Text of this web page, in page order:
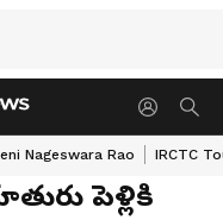
Nageswara Rao IRCTC
పెళ్లికి